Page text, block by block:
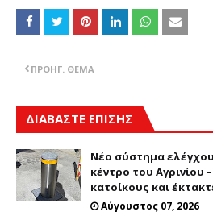
ΠΡΟΗΓ. ΘΈΜΑ
ΔΙΑΒΑΣΤΕ ΕΠΙΣΗΣ
Νέο σύστημα
κέντρο του Αγρινίου
κατοίκους και
Αύγουστος 07, 2026